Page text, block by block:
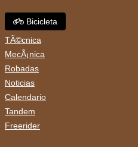
Bicicleta
TÃ©cnica
MecÃ¡nica
Robadas
Noticias
Calendario
Tandem
Freerider